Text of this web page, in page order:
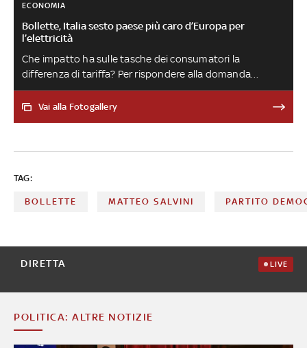
ECONOMIA
Bollette, Italia sesto paese più caro d’Europa per
l’elettricità
Che impatto ha sulle tasche dei consumatori la
differenza di tariffa? Per rispondere alla domanda
Facile.it ha analizzato i consumi dei principali
elettrodomestici, prendendo in considerazione modelli
Vai alla Fotogallery
TAG:
BOLLETTE MATTEO SALVINI PARTITO
DIRETTA LIVE
POLITICA: ALTRE NOTIZIE